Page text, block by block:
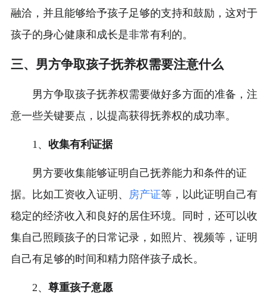
融洽，并且能够给予孩子足够的支持和鼓励，这对于
孩子的身心健康和成长是非常有利的。
三、男方争取孩子抚养权需要注意什么
男方争取孩子抚养权需要做好多方面的准备，注
意一些关键要点，以提高获得抚养权的成功率。
1、 收集有利证据
男方要收集能够证明自己抚养能力和条件的证
据。比如工资收入证明、
房产证等，以此证明自己有
稳定的经济收入和良好的居住环境。同时，还可以收
集自己照顾孩子的日常记录，如照片、视频等，证明
自己有足够的时间和精力陪伴孩子成长。
2、 尊重孩子意愿